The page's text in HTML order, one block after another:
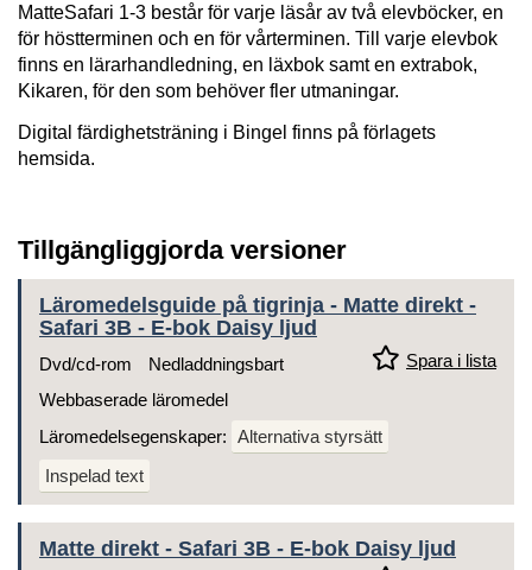
MatteSafari 1-3 består för varje läsår av två elevböcker, en
för höstterminen och en för vårterminen. Till varje elevbok
finns en lärarhandledning, en läxbok samt en extrabok,
Kikaren, för den som behöver fler utmaningar.
Digital färdighetsträning i Bingel finns på förlagets
hemsida.
Tillgängliggjorda versioner
Läromedelsguide på tigrinja - Matte direkt -
Safari 3B - E-bok Daisy ljud
Spara i lista
Dvd/cd-rom
Nedladdningsbart
Webbaserade läromedel
Läromedelsegenskaper: Alternativa styrsätt
Inspelad text
Matte direkt - Safari 3B - E-bok Daisy ljud